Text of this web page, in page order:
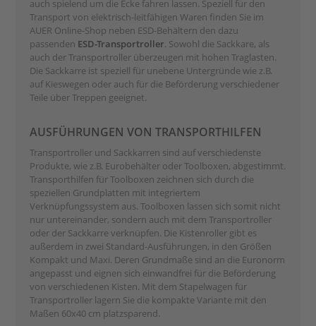
auch spielend um die Ecke fahren lassen. Speziell für den
Transport von elektrisch-leitfähigen Waren finden Sie im
AUER Online-Shop neben ESD-Behältern den dazu
passenden ESD-Transportroller. Sowohl die Sackkare, als
auch der Transportroller überzeugen mit hohen Traglasten.
Die Sackkarre ist speziell für unebene Untergründe wie z.B.
auf Kieswegen oder auch für die Beförderung verschiedener
Teile über Treppen geeignet.
AUSFÜHRUNGEN VON TRANSPORTHILFEN
Transportroller und Sackkarren sind auf verschiedenste
Produkte, wie z.B. Eurobehälter oder Toolboxen, abgestimmt.
Transporthilfen für Toolboxen zeichnen sich durch die
speziellen Grundplatten mit integriertem
Verknüpfungssystem aus. Toolboxen lassen sich somit nicht
nur untereinander, sondern auch mit dem Transportroller
oder der Sackkarre verknüpfen. Die Kistenroller gibt es
außerdem in zwei Standard-Ausführungen, in den Größen
Kompakt und Maxi. Deren Grundmaße sind an die Euronorm
angepasst und eignen sich einwandfrei für die Beförderung
von verschiedenen Kisten. Mit dem Stapelwagen für
Transportroller lagern Sie die kompakte Variante mit den
Maßen 60x40 cm platzsparend.